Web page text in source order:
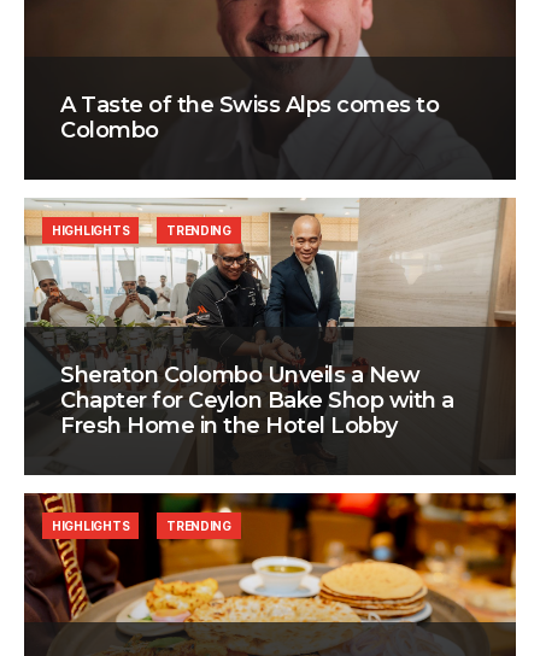
A Taste of the Swiss Alps comes to
Colombo
Sheraton Colombo Unveils a New
Chapter for Ceylon Bake Shop with a
Fresh Home in the Hotel Lobby
HIGHLIGHTS TRENDING
HIGHLIGHTS TRENDING